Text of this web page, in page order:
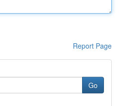
Report Page
Go